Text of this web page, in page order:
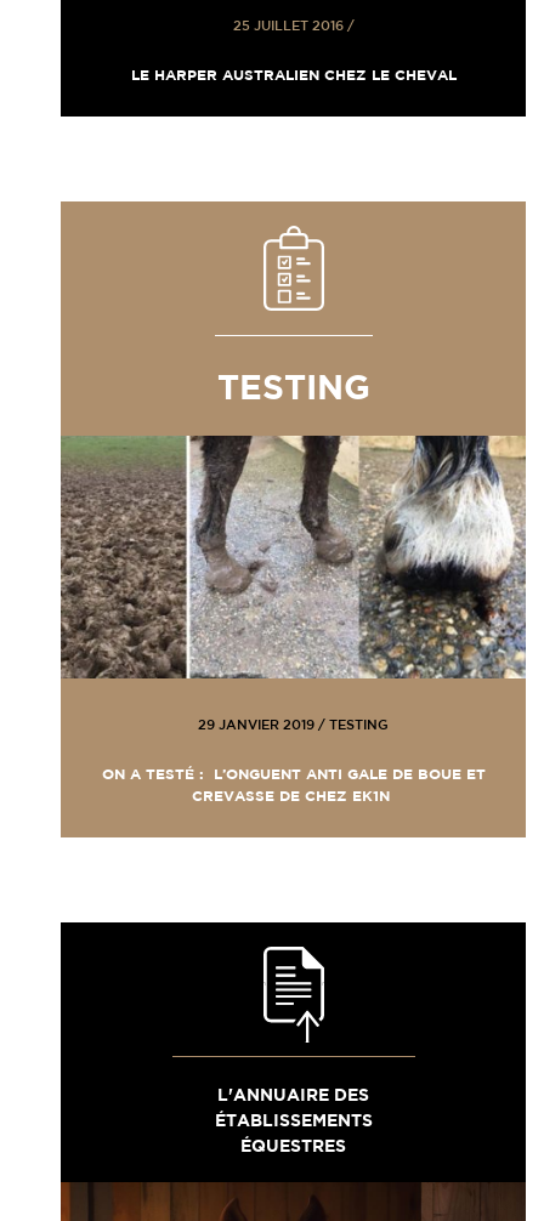
25 JUILLET 2016/
LE HARPER AUSTRALIEN CHEZ LE CHEVAL
TESTING
29 JANVIER 2019 / TESTING
ON A TESTÉ : L’ONGUENT ANTI GALE DE BOUE ET
CREVASSE DE CHEZ EK1N
L'ANNUAIRE DES
ÉTABLISSEMENTS
ÉQUESTRES